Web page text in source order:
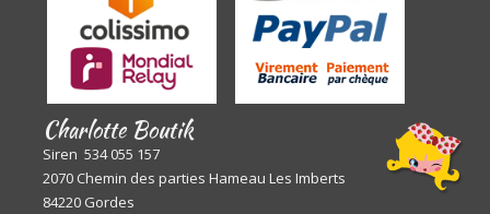
Charlotte Boutik
Siren 534 055 157
2070 Chemin des parties Hameau Les Imberts
84220 Gordes